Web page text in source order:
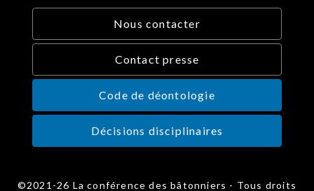
Nous contacter
Contact presse
Code de déontologie
Décisions disciplinaires
©2021-26 La conférence des bâtonniers - Tous droits